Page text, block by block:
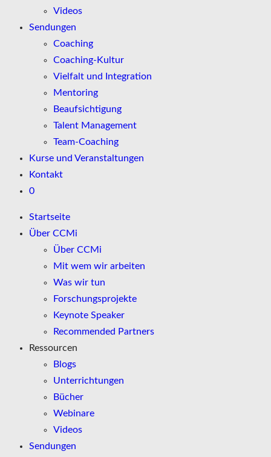
Videos
Sendungen
Coaching
Coaching-Kultur
Vielfalt und Integration
Mentoring
Beaufsichtigung
Talent Management
Team-Coaching
Kurse und Veranstaltungen
Kontakt
0
Startseite
Über CCMi
Über CCMi
Mit wem wir arbeiten
Was wir tun
Forschungsprojekte
Keynote Speaker
Recommended Partners
Ressourcen
Blogs
Unterrichtungen
Bücher
Webinare
Videos
Sendungen